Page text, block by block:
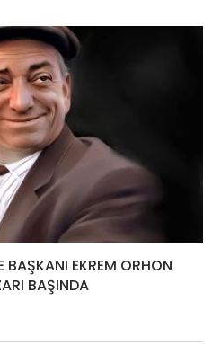
BAŞKANI EKREM ORHON
BAŞINDA